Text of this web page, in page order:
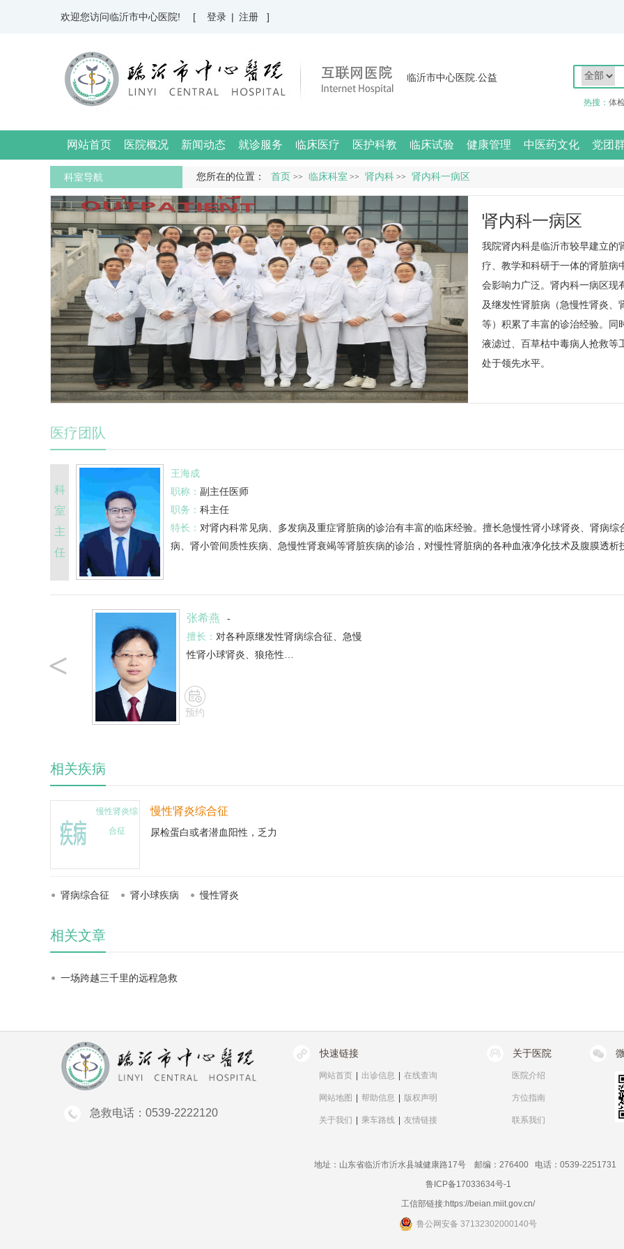
欢迎您访问临沂市中心医院! [ 登录 | 注册 ]
临沂市中心医院.公益
热搜： 体
网站首页 医院概况 新闻动态 就诊服务 临床医疗 医护科教 临床试验 健康管理 中医药文化 党团
您所在的位置： 首页 >> 临床科室 >> 肾内科 >> 肾内科一病区
科室导航
肾内科一病区
我院肾内科是临沂市较早建立的
疗、教学和科研于一体的肾脏病
会影响力广泛。 肾内科一病区现
及继发性肾脏病（急慢性肾炎、
等）积累了丰富的诊治经验。同
液滤过、百草枯中毒病人抢救等
处于领先水平。
医疗团队
科
室
主
任
王海成
职称： 副主任医师
职务： 科主任
特长： 对肾内科常见病、多发病及重症肾脏病的诊治有丰富的临床经验。擅长急慢性肾小球肾炎、肾病
病、肾小管间质性疾病、急慢性肾衰竭等肾脏疾病的诊治，对慢性肾脏病的各种血液净化技术及腹膜透
张希燕
-
擅长： 对各种原继发性肾病综合征、急慢
性肾小球肾炎、狼疮性…
预约
<
相关疾病
慢性肾炎综
合征
慢性肾炎综合征
尿检蛋白或者潜血阳性，乏力
肾病综合征 肾小球疾病 慢性肾炎
相关文章
一场跨越三千里的远程急救
急救电话：0539-2222120
快速链接
网站首页 出诊信息 在线查询
网站地图 帮助信息 版权声明
关于我们 乘车路线 友情链接
关于医院
医院介绍
方位指南
联系我们
地址：山东省临沂市沂水县城健康路17号 邮编：276400 电话：0539-2251731
鲁ICP备17033634号-1
工信部链接:https://beian.miit.gov.cn/
鲁公网安备 37132302000140号